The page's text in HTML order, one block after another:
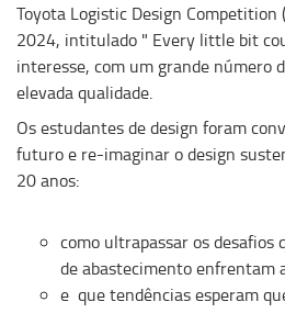
Toyota Logistic Design Competition
2024, intitulado " Every little bit
interesse, com um grande número
elevada qualidade.
Os estudantes de design foram
futuro e re-imaginar o design
20 anos:
como ultrapassar os desafios
de abastecimento enfrentam
e que tendências esperam